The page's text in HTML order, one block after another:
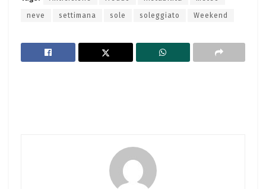
neve settimana sole soleggiato Weekend